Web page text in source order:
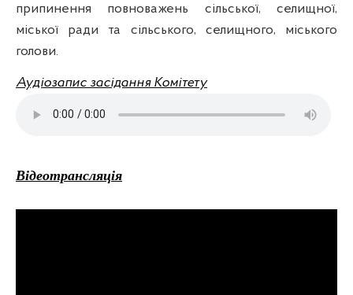
припинення повноважень сільської, селищної,
міської ради та сільського, селищного, міського
голови.
Аудіозапис засідання Комітету
Відеотрансляція